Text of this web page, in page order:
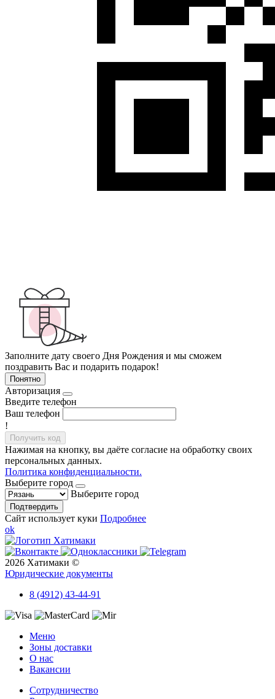
Заполните дату своего Дня Рождения и мы сможем
поздравить Вас и подарить подарок!
Понятно
Авторизация
Введите телефон
Ваш телефон
!
Получить код
Нажимая на кнопку, вы даёте согласие на обработку своих
персональных данных.
Политика конфиденциальности.
Выберите город
Выберите город
Подтвердить
Сайт использует куки Подробнее
ok
2026 Хатимаки ©
Юридические документы
8 (4912) 43-44-91
Меню
Зоны доставки
О нас
Вакансии
Сотрудничество